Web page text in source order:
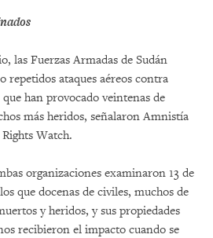
las Fuerzas Armadas de Sudán
repetidos ataques aéreos contra
han provocado veintenas de
más heridos, señalaron Amnistía
Watch.
organizaciones examinaron 13 de
que docenas de civiles, muchos de
y heridos, y sus propiedades
recibieron el impacto cuando se